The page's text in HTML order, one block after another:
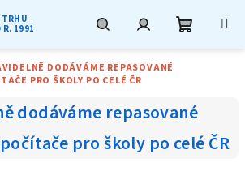
TRHU
R. 1991
DODÁVÁME REPASOVANÉ
PRO ŠKOLY PO CELÉ ČR
dodáváme repasované
pro školy po celé ČR